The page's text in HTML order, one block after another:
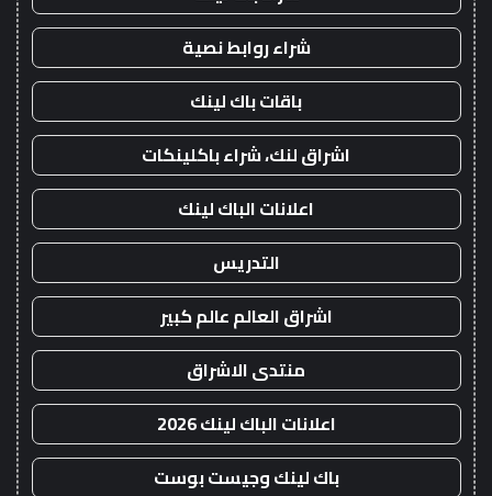
شراء روابط نصية
باقات باك لينك
اشراق لنك، شراء باكلينكات
اعلانات الباك لينك
التدريس
اشراق العالم عالم كبير
منتدى الاشراق
اعلانات الباك لينك 2026
باك لينك وجيست بوست